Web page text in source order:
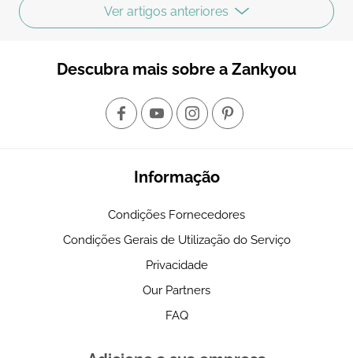
Ver artigos anteriores
Descubra mais sobre a Zankyou
Informação
Condições Fornecedores
Condições Gerais de Utilização do Serviço
Privacidade
Our Partners
FAQ